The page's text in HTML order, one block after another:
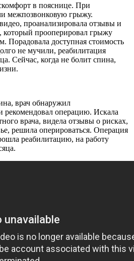
в пояснице. При
межпозвонковую грыжу.
проанализировала отзывы и
который прооперировал грыжу
Порадовала доступная стоимость
не мучили, реабилитация
Сейчас, когда не болит спина,
врач обнаружил
операцию. Искала
врача, видела отзывы о рисках,
решила оперироваться. Операция
реабилитацию, на работу